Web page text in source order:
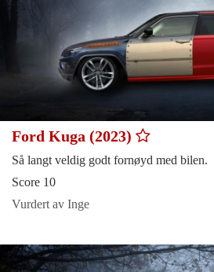
Ford Kuga (2023)
Så langt veldig godt fornøyd med bilen.
Score 10
Vurdert av Inge